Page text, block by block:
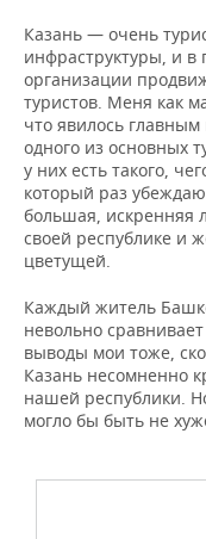
ВОЛЕЙБОЛ
КИБЕРСПОРТ
ФИГУРНОЕ
ВОДНЫЕ ВИДЫ
ХОККЕЙ С МЯЧОМ
ИСТОРИЯ
КУЛЬТУРА
МЕДИЦИНА
ОБРАЗОВАНИЕ
ПРОИСШЕСТВИЯ
СПИСОК ПЕРСОН
СПИСОК
ПОЛНАЯ ВЕРСИЯ
Казань — очень
инфраструктуры, и в
организации
туристов. Меня как
что явилось
одного из основных
у них есть такого,
который раз
большая, искренняя
своей республике и
цветущей.
Каждый житель
невольно
выводы мои тоже,
Казань несомненно
нашей республики.
могло бы быть не